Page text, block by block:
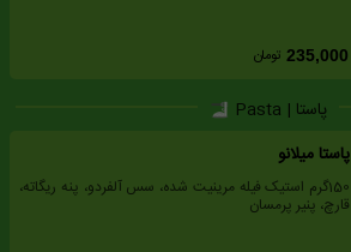
235,000 تومان
پاستا | Pasta
پاستا میلانو
150گرم استیک فیله مرینیت شده، سس آلفردو، پنه ریگاته،
قارچ، پنیر پرمسان